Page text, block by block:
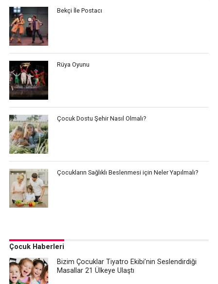
Bekçi İle Postacı
Rüya Oyunu
Çocuk Dostu Şehir Nasıl Olmalı?
Çocukların Sağlıklı Beslenmesi için Neler Yapılmalı?
Çocuk Haberleri
Bizim Çocuklar Tiyatro Ekibi’nin Seslendirdiği
Masallar 21 Ülkeye Ulaştı